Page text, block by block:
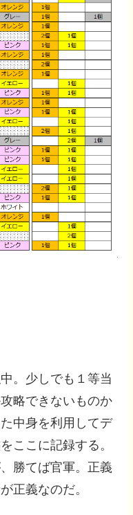
。少しでも１等当
略できないものか
中身を利用してデ
ここに記録する。
勝てば官軍。正義
正義なのだ。